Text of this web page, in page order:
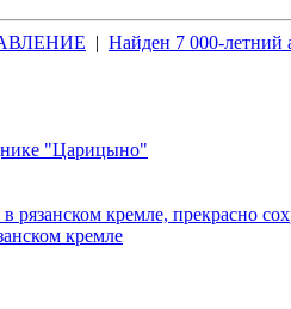
| Найден 7 000-летний
"Царицыно"
рязанском кремле, прекрасно
кремле